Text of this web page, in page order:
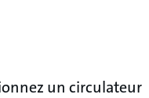
un circulateur